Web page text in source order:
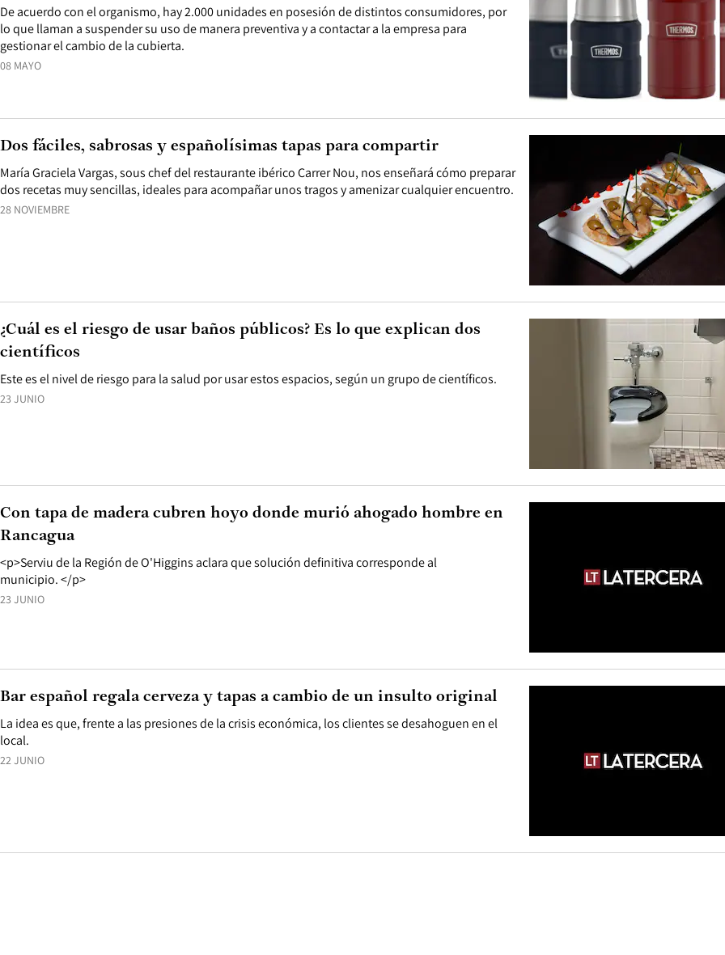
08 MAYO
De acuerdo con el organismo, hay 2.000 unidades en posesión de distintos consumidores, por
lo que llaman a suspender su uso de manera preventiva y a contactar a la empresa para
gestionar el cambio de la cubierta.
28 NOVIEMBRE
María Graciela Vargas, sous chef del restaurante ibérico Carrer Nou, nos enseñará cómo preparar
dos recetas muy sencillas, ideales para acompañar unos tragos y amenizar cualquier encuentro.
Dos fáciles, sabrosas y españolísimas tapas para compartir
23 JUNIO
Este es el nivel de riesgo para la salud por usar estos espacios, según un grupo de científicos.
¿Cuál es el riesgo de usar baños públicos? Es lo que explican dos
científicos
23 JUNIO
<p>Serviu de la Región de O'Higgins aclara que solución definitiva corresponde al
municipio. </p>
Con tapa de madera cubren hoyo donde murió ahogado hombre en
Rancagua
22 JUNIO
La idea es que, frente a las presiones de la crisis económica, los clientes se desahoguen en el
local.
Bar español regala cerveza y tapas a cambio de un insulto original